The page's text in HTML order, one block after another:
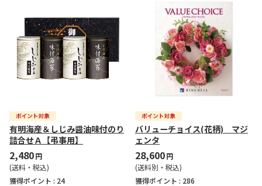
有明海産＆しじみ醤油味付のり
詰合せＡ【弔事用】
2,480円
(送料・税込)
獲得ポイント : 24
バリューチョイス(花柄) マジ
ェンタ
28,600円
(送料別・税込)
獲得ポイント : 286